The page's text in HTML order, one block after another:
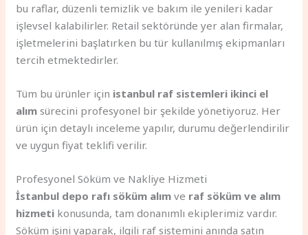
bu raflar, düzenli temizlik ve bakım ile yenileri kadar
işlevsel kalabilirler. Retail sektöründe yer alan firmalar,
işletmelerini başlatırken bu tür kullanılmış ekipmanları
tercih etmektedirler.
Tüm bu ürünler için istanbul raf sistemleri ikinci el
alım sürecini profesyonel bir şekilde yönetiyoruz. Her
ürün için detaylı inceleme yapılır, durumu değerlendirilir
ve uygun fiyat teklifi verilir.
Profesyonel Söküm ve Nakliye Hizmeti
İstanbul depo rafı söküm alım ve raf söküm ve alım
hizmeti konusunda, tam donanımlı ekiplerimiz vardır.
Söküm işini yaparak, ilgili raf sistemini anında satın